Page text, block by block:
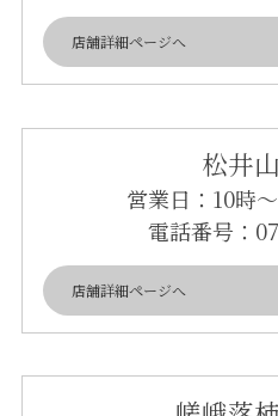
店舗詳細ページへ
松井
営業日：10時
電話番号：
店舗詳細ページへ